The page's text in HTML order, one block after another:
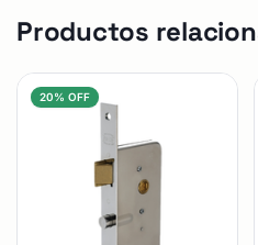
Productos
20% OFF